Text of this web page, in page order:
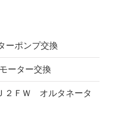
ーポンプ交換
ーター交換
２ＦＷ オルタネータ